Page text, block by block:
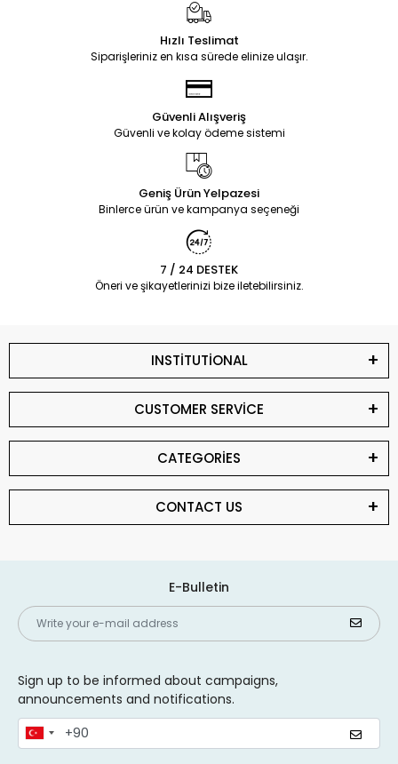
Hızlı Teslimat
Siparişleriniz en kısa sürede elinize ulaşır.
Güvenli Alışveriş
Güvenli ve kolay ödeme sistemi
Geniş Ürün Yelpazesi
Binlerce ürün ve kampanya seçeneği
7 / 24 DESTEK
Öneri ve şikayetlerinizi bize iletebilirsiniz.
INSTİTUTİONAL
CUSTOMER SERVİCE
CATEGORİES
CONTACT US
E-Bulletin
Sign up to be informed about campaigns,
announcements and notifications.